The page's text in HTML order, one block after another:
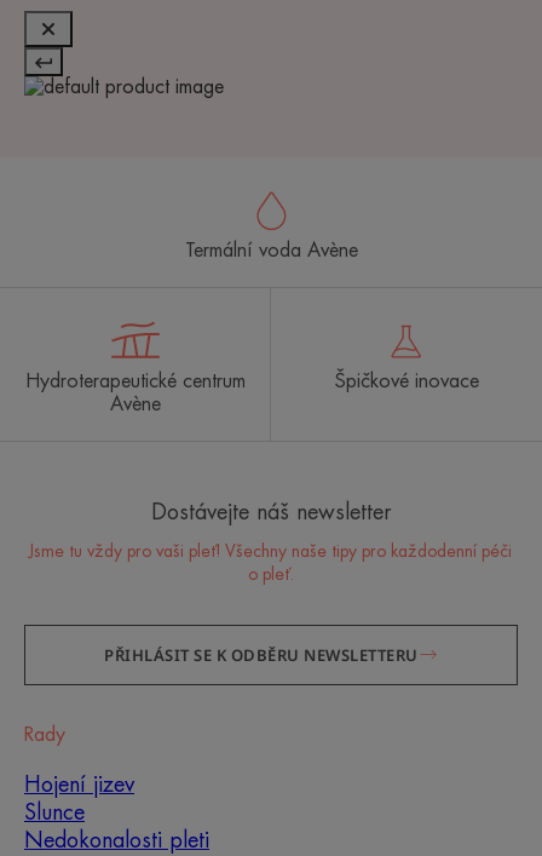
Termální voda Avène
Hydroterapeutické centrum
Avène
Špičkové inovace
Dostávejte náš newsletter
Jsme tu vždy pro vaši pleť! Všechny naše tipy pro každodenní péči
o pleť.
PŘIHLÁSIT SE K ODBĚRU NEWSLETTERU
Rady
Hojení jizev
Slunce
Nedokonalosti pleti